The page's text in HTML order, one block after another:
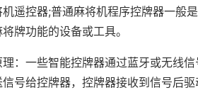
遥控器;普通麻将机程序控牌器一般
牌功能的设备或工具。
：一些智能控牌器通过蓝牙或无线
号给控牌器，控牌器接收到信号后